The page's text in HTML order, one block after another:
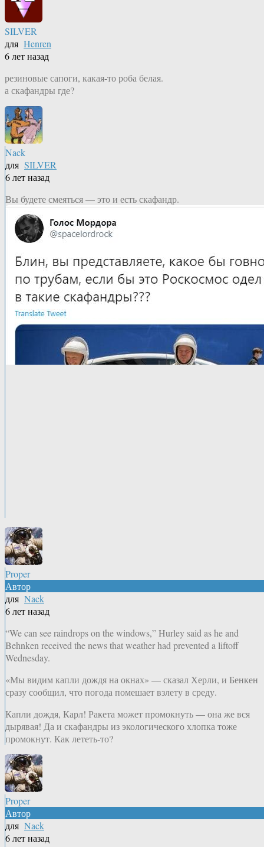
SILVER
для Henren
6 лет назад
резиновые сапоги, какая-то роба белая.
а скафандры где?
Nack
для SILVER
6 лет назад
Вы будете смеяться — это и есть скафандр.
Proper
Автор
для Nack
6 лет назад
“We can see raindrops on the windows,” Hurley said as he and
Behnken received the news that weather had prevented a liftoff
Wednesday.
«Мы видим капли дождя на окнах» — сказал Херли, и Бенкен
сразу сообщил, что погода помешает взлету в среду.
Капли дождя, Карл! Ракета может промокнуть — она же вся
дырявая! Да и скафандры из экологического хлопка тоже
промокнут. Как лететь-то?
Proper
Автор
для Nack
6 лет назад